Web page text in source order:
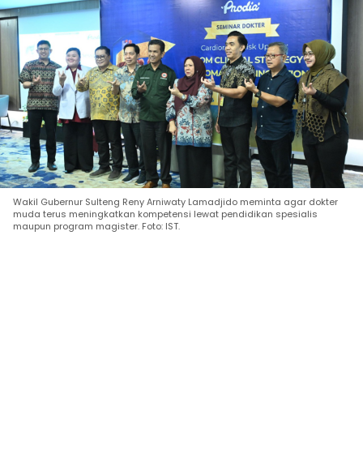
Wakil Gubernur Sulteng Reny Arniwaty Lamadjido meminta agar dokter
muda terus meningkatkan kompetensi lewat pendidikan spesialis
maupun program magister. Foto: IST.